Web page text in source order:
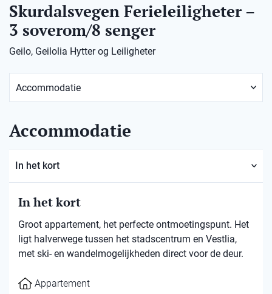
Skurdalsvegen Ferieleiligheter –
3 soverom/8 senger
Geilo, Geilolia Hytter og Leiligheter
Accommodatie
In het kort
In het kort
Groot appartement, het perfecte ontmoetingspunt. Het
ligt halverwege tussen het stadscentrum en Vestlia,
met ski- en wandelmogelijkheden direct voor de deur.
Appartement